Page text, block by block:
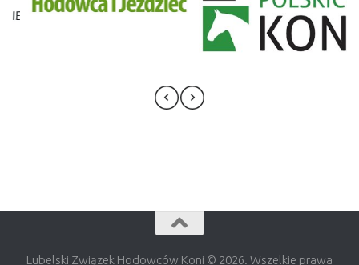
Lubelski Związek Hodowców Koni © 2026. Wszelkie prawa